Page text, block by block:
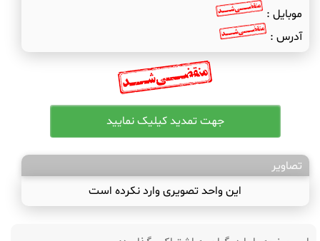
موبایل :
آدرس :
تصاویر
این واحد تصویری وارد نکرده است